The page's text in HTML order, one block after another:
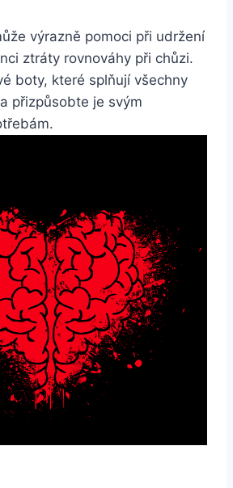
výrazně pomoci při udržení
ztráty rovnováhy při chůzi.
boty, které splňují všechny
přizpůsobte je svým